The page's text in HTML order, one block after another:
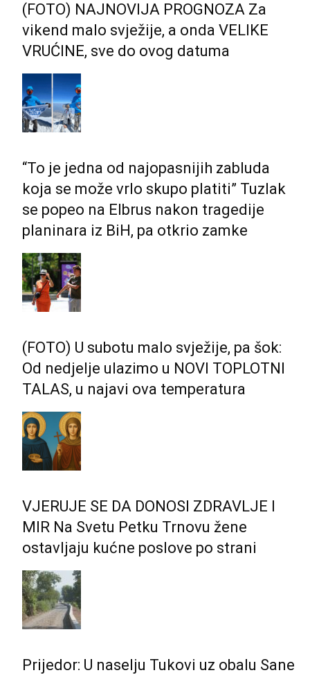
(FOTO) NAJNOVIJA PROGNOZA Za
vikend malo svježije, a onda VELIKE
VRUĆINE, sve do ovog datuma
“To je jedna od najopasnijih zabluda
koja se može vrlo skupo platiti” Tuzlak
se popeo na Elbrus nakon tragedije
planinara iz BiH, pa otkrio zamke
(FOTO) U subotu malo svježije, pa šok:
Od nedjelje ulazimo u NOVI TOPLOTNI
TALAS, u najavi ova temperatura
VJERUJE SE DA DONOSI ZDRAVLJE I
MIR Na Svetu Petku Trnovu žene
ostavljaju kućne poslove po strani
Prijedor: U naselju Tukovi uz obalu Sane